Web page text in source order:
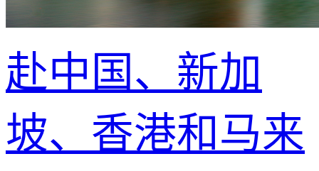
赴中国、新加
坡、香港和马来